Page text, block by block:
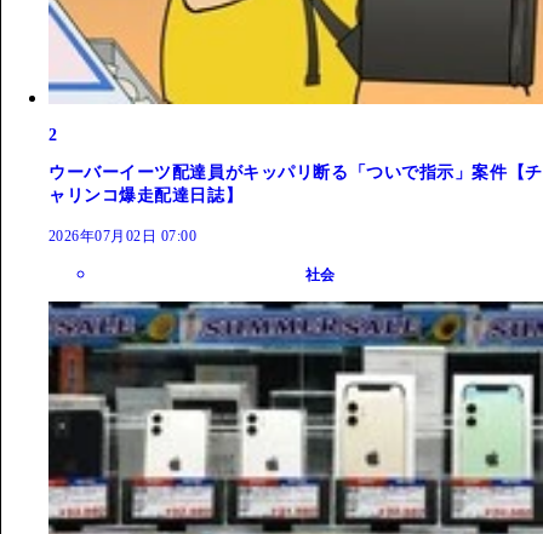
2
ウーバーイーツ配達員がキッパリ断る「ついで指示」案件【チ
ャリンコ爆走配達日誌】
2026年07月02日 07:00
社会